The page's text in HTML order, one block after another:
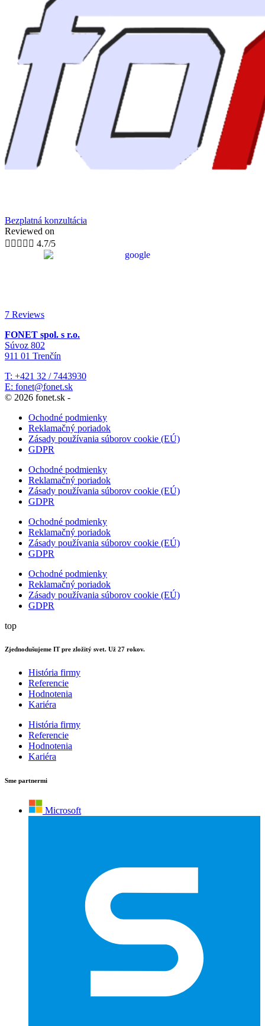
Bezplatná konzultácia
Reviewed on
     4.7/5
7 Reviews
FONET spol. s r.o.
Súvoz 802
911 01 Trenčín
T: +421 32 / 7443930
E: fonet@fonet.sk
© 2026 fonet.sk -
Ochodné podmienky
Reklamačný poriadok
Zásady používania súborov cookie (EÚ)
GDPR
Ochodné podmienky
Reklamačný poriadok
Zásady používania súborov cookie (EÚ)
GDPR
Ochodné podmienky
Reklamačný poriadok
Zásady používania súborov cookie (EÚ)
GDPR
Ochodné podmienky
Reklamačný poriadok
Zásady používania súborov cookie (EÚ)
GDPR
top
Zjednodušujeme IT pre zložitý svet. Už 27 rokov.
História firmy
Referencie
Hodnotenia
Kariéra
História firmy
Referencie
Hodnotenia
Kariéra
Sme partnermi
Microsoft